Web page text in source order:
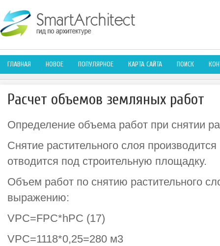
ГЛАВНАЯ НОВОЕ ПОПУЛЯРНОЕ КАРТА САЙТА ПОИСК
Расчет объемов земляных работ
Определение объема работ при снятии
Снятие растительного слоя
отводится под строительную площадку.
Объем работ по снятию растительного
выражению:
VPC=FPC*hPC (17)
VPC=1118*0,25=280 м3